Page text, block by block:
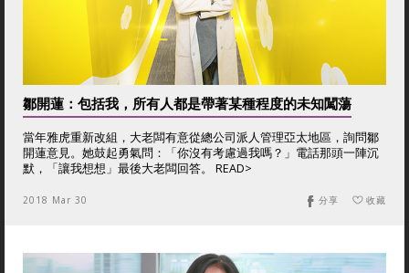
鄒開蓮：包括我，所有人都是帶著某種程度的未知闖蕩
當年雅虎重新改組，大老闆有意從總公司派人管理亞太地區，詢問鄒
開蓮意見。她鼓起勇氣問：「你沒有考慮過我嗎？」電話那頭一陣沉
默，「讓我想想」最後大老闆回答。 READ>
2018 Mar 30 收藏
分享